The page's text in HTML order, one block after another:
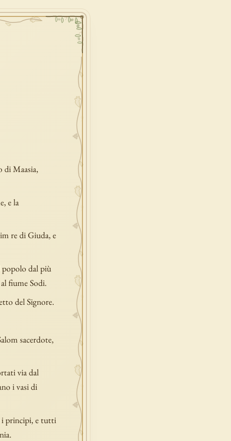
di Maasia,
e la
re di Giuda, e
popolo dal più
fiume Sodi.
del Signore.
sacerdote,
via dal
i vasi di
i principi, e tutti